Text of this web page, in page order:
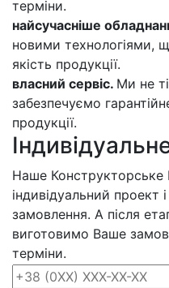
терміни.
найсучасніше
новими технологіями,
якість продукції.
власний сервіс. Ми не
забезпечуємо
продукції.
Наше
індивідуальний проект
замовлення. А після
виготовимо Ваше
терміни.